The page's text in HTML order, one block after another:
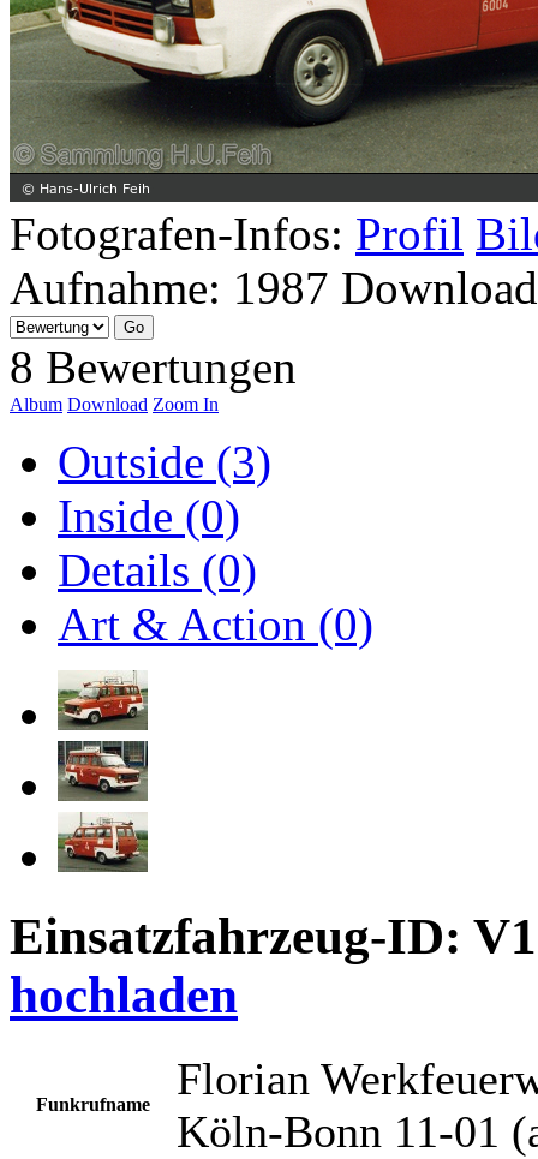
Fotografen-Infos: Profil
Aufnahme: 1987
8 Bewertungen
Album Download Zoom In
Outside (3)
Inside (0)
Details (0)
Art & Action (0)
Einsatzfahrzeug-ID:
hochladen
Funkrufname
Florian
Köln-Bonn 11-01